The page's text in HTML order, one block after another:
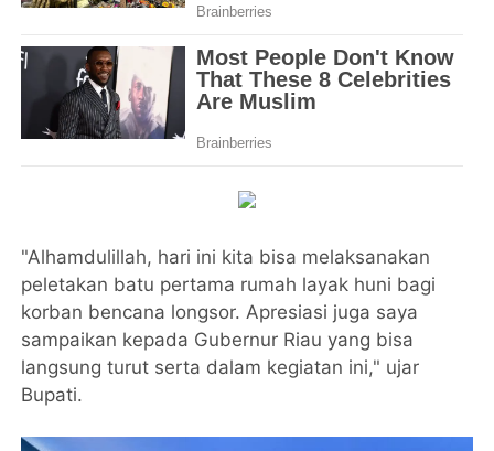
"Alhamdulillah, hari ini kita bisa melaksanakan
peletakan batu pertama rumah layak huni bagi
korban bencana longsor. Apresiasi juga saya
sampaikan kepada Gubernur Riau yang bisa
langsung turut serta dalam kegiatan ini," ujar
Bupati.